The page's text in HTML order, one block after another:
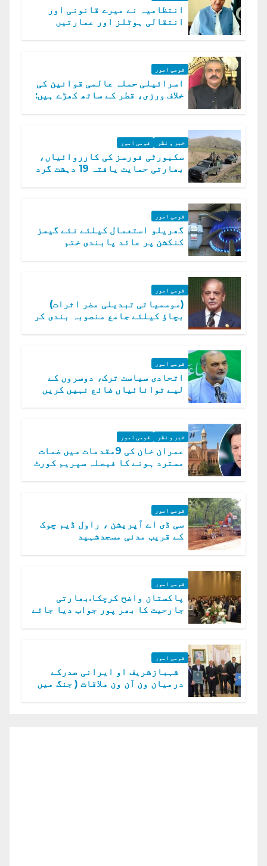
انتظامیہ نے میرے قانونی اور
انتقالی ہوٹلز اور عمارتیں
قومی امور
اسرائیلی حملہ عالمی قوانین کی
خلاف ورزی، قطر کے ساتھ کھڑے ہیں:
خبر و نظر قومی امور
سکیورٹی فورسز کی کارروائیاں،
بھارتی حمایت یافتہ 19 دہشت گرد
قومی امور
گھریلو استعمال کیلئے نئے گیسز
کنکشن پر عائد پابندی ختم
قومی امور
(موسمیاتی تبدیلی مضر اثرات)
بچاؤ کیلئے جامع منصوبہ بندی کر
قومی امور
اتحادی سیاست ترک، دوسروں کے
لیے توانائیاں ضائع نہیں کریں
خبر و نظر قومی امور
عمران خان کی 9مقدمات میں ضمات
مسترد ہونے کا فیصلہ سپریم کورٹ
قومی امور
سی ڈی اے آپریشن ، راول ڈیم چوک
کے قریب مدنی مسجدشہید
قومی امور
پاکستان واضح کرچکا.بھارتی
جارحیت کا بھر پور جواب دیا جائے
قومی امور
شہبازشریف او ایرانی صدرکے
درمیان ون آن ون ملاقات ( جنگ میں